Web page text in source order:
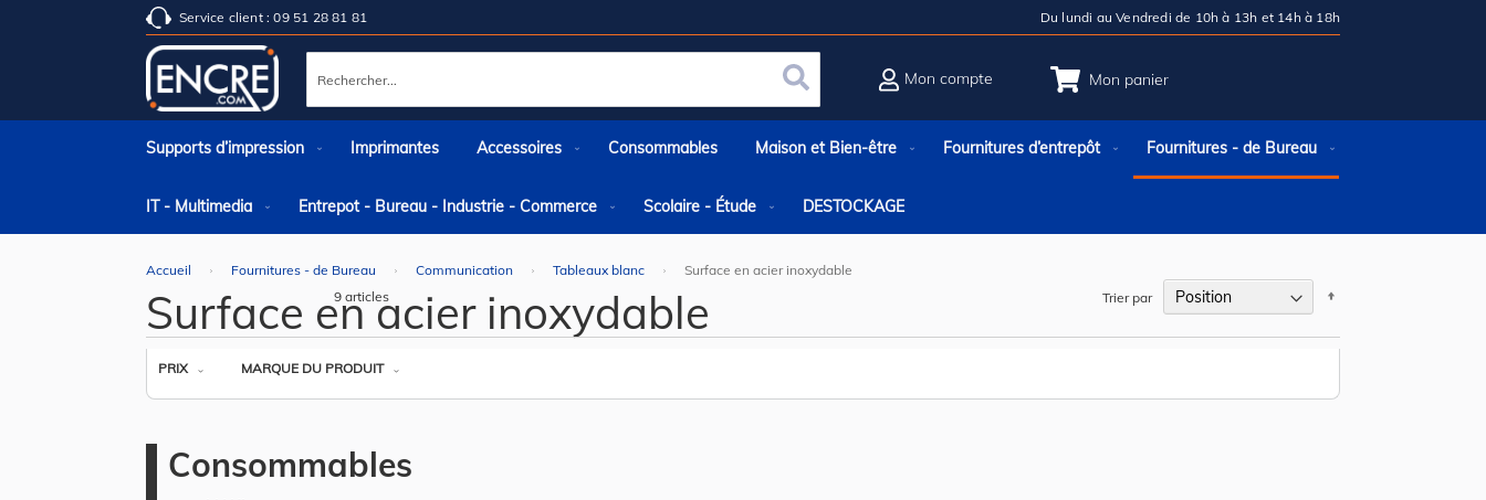
Service client : 09 51 28 81 81 Du lundi au Vendredi de 10h à 13h et 14h à 18h
Mon panier
Rechercher Rechercher
Mon compte
Supports d’impression Imprimantes Accessoires Consommables Maison et Bien-être Fournitures d’entrepôt Fournitures - de Bureau
IT - Multimedia Entrepot - Bureau - Industrie - Commerce Scolaire - Étude DESTOCKAGE
Accueil Fournitures - de Bureau Communication Tableaux blanc Surface en acier inoxydable
Surface en acier inoxydable
PRIX MARQUE DU PRODUIT
9 articles Trier par
Consommables